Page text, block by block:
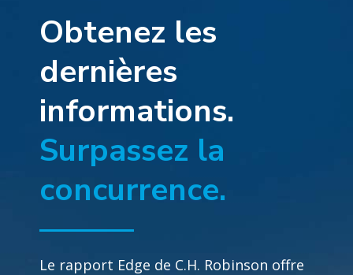
Obtenez les
dernières
informations.
Surpassez la
concurrence.
Le rapport Edge de C.H. Robinson offre